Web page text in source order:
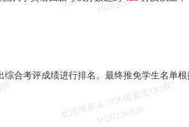
合考评成绩进行排名。最终推免学生名单
北
洋
维
基
＆
2
0
2
6
级
新
生
Q
Q
群
1
0
2
8
2
2
6
8
3
8